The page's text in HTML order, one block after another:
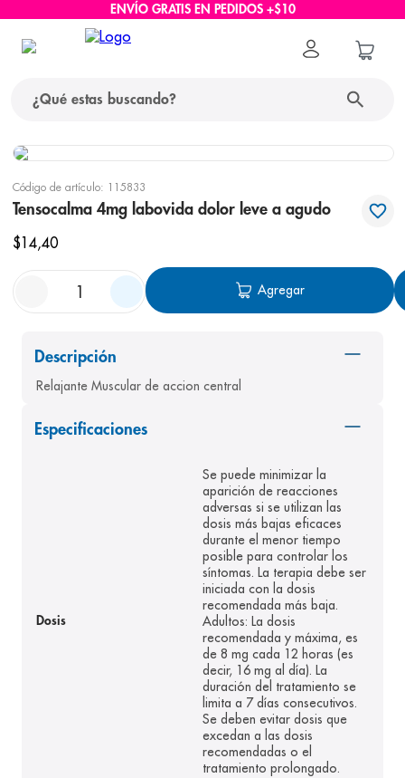
ENVÍO GRATIS EN PEDIDOS +$10
Código de artículo: 115833
Tensocalma 4mg labovida dolor leve a agudo
$14,40
Agregar
Descripción
Relajante Muscular de accion central
Especificaciones
Dosis
Se puede minimizar la
aparición de reacciones
adversas si se utilizan las
dosis más bajas eficaces
durante el menor tiempo
posible para controlar los
síntomas. La terapia debe ser
iniciada con la dosis
recomendada más baja.
Adultos: La dosis
recomendada y máxima, es
de 8 mg cada 12 horas (es
decir, 16 mg al día). La
duración del tratamiento se
limita a 7 días consecutivos.
Se deben evitar dosis que
excedan a las dosis
recomendadas o el
tratamiento prolongado.
términos más buscados
1. protector solar
2.
3. eucerin
cerave
6. shampoo
7. bioderma
8. panolini